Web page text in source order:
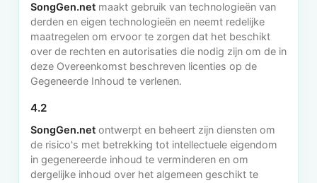
SongGen.net maakt gebruik van technologieën van
derden en eigen technologieën en neemt redelijke
maatregelen om ervoor te zorgen dat het beschikt
over de rechten en autorisaties die nodig zijn om de in
deze Overeenkomst beschreven licenties op de
Gegeneerde Inhoud te verlenen.
4.2
SongGen.net ontwerpt en beheert zijn diensten om
de risico's met betrekking tot intellectuele eigendom
in gegenereerde inhoud te verminderen en om
dergelijke inhoud over het algemeen geschikt te